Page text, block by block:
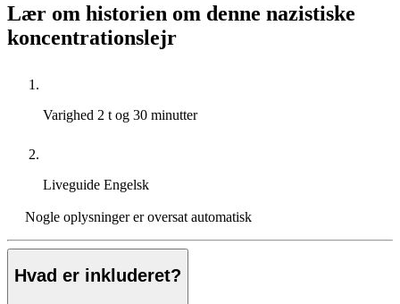
Lær om historien om denne nazistiske
koncentrationslejr
Varighed 2 t og 30 minutter
Liveguide Engelsk
Nogle oplysninger er oversat automatisk
Hvad er inkluderet?